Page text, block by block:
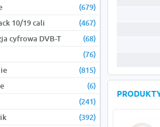
(679)
10/19 cali
(467)
cyfrowa DVB-T
(68)
(76)
(815)
(6)
(241)
(392)